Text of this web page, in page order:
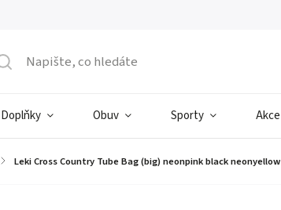
Doplňky Obuv Sporty Akce
/ Leki Cross Country Tube Bag (big) neonpink black neonyellow